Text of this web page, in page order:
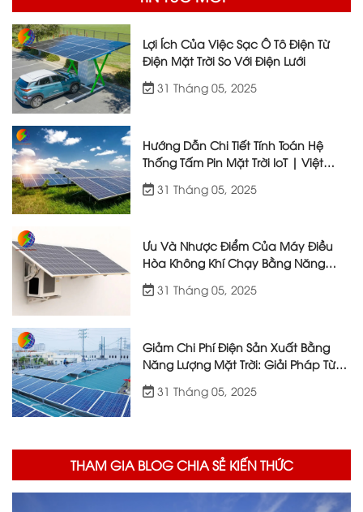
Lợi Ích Của Việc Sạc Ô Tô Điện Từ
Điện Mặt Trời So Với Điện Lưới
31 Tháng 05, 2025
Hướng Dẫn Chi Tiết Tính Toán Hệ
Thống Tấm Pin Mặt Trời IoT | Việt
31 Tháng 05, 2025
Ưu Và Nhược Điểm Của Máy Điều
Hòa Không Khí Chạy Bằng Năng
Lượng Mặt Trời
31 Tháng 05, 2025
Giảm Chi Phí Điện Sản Xuất Bằng
Năng Lượng Mặt Trời: Giải Pháp Từ
Việt Nhật Energy
31 Tháng 05, 2025
THAM GIA BLOG CHIA SẺ KIẾN THỨC